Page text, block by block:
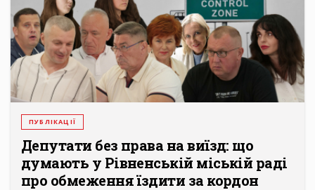
ПУБЛІКАЦІЇ
Депутати без права на виїзд: що
думають у Рівненській міській раді
про обмеження їздити за кордон